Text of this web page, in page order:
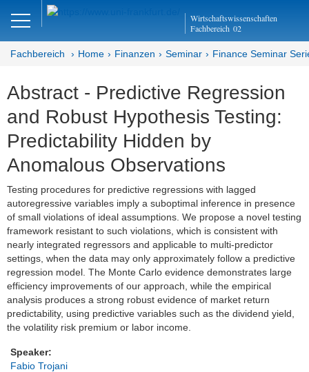
Wirtschaftswissenschaften
Fachbereich 02
DE Close
Finanzen
Home
Studium
Stellen­ausschreibungen
Forschung
Seminar
Brown Bag
Einrichtungen
Kontakt
Fachbereich Home Finanzen Seminar Finance Seminar
Abstract - Predictive Regression
and Robust Hypothesis Testing:
Predictability Hidden by
Anomalous Observations
Testing procedures for predictive regressions with lagged
autoregressive variables imply a suboptimal inference in presence
of small violations of ideal assumptions. We propose a novel testing
framework resistant to such violations, which is consistent with
nearly integrated regressors and applicable to multi-predictor
settings, when the data may only approximately follow a predictive
regression model. The Monte Carlo evidence demonstrates large
efficiency improvements of our approach, while the empirical
analysis produces a strong robust evidence of market return
predictability, using predictive variables such as the dividend yield,
the volatility risk premium or labor income.
Speaker:
Fabio Trojani